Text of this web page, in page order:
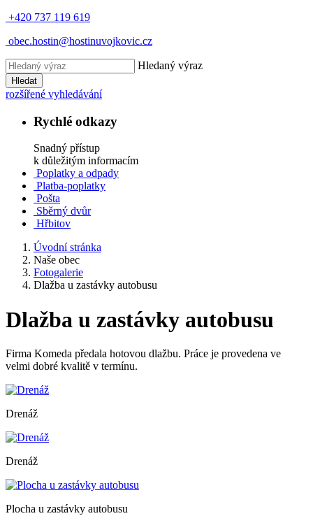
+420 737 119 619
obec.hostin@hostinuvojkovic.cz
Hledaný výraz
Hledat
rozšířené vyhledávání
Rychlé odkazy
Snadný přístup
k důležitým informacím
Poplatky a odpady
Platba-poplatky
Pošta
Sběrný dvůr
Hřbitov
Úvodní stránka
Naše obec
Fotogalerie
Dlažba u zastávky autobusu
Dlažba u zastávky autobusu
Firma Komeda předala hotovou dlažbu. Práce je provedena ve
velmi dobré kvalitě v termínu.
Drenáž
Drenáž
Plocha u zastávky autobusu